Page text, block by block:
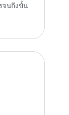
จนถึงขั้น